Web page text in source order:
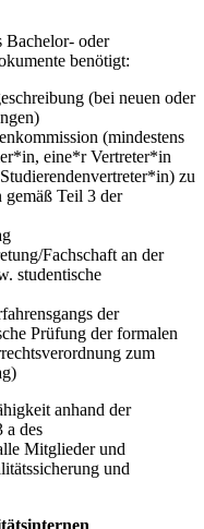
Bachelor- oder
benötigt:
(bei neuen oder
(mindestens
eine*r Vertreter*in
zu
Teil 3 der
Fachschaft an der
studentische
der
Prüfung der formalen
zum
anhand der
a des
Mitglieder und
und